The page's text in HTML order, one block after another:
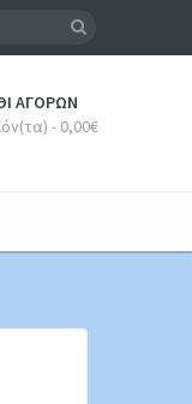
ΑΓΟΡΏΝ
- 0,00€